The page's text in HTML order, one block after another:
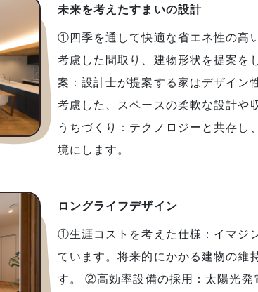
未来を考えたすまいの設計
①四季を通して快適な省エネ性の高
考慮した間取り、建物形状を提案
案：設計士が提案する家はデザイン
考慮した、スペースの柔軟な設計
うちづくり：テクノロジーと共存し
境にします。
ロングライフデザイン
①生涯コストを考えた仕様：イマジ
ています。将来的にかかる建物の維
す。 ②高効率設備の採用：太陽光発